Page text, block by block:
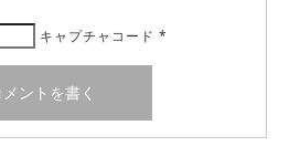
キャプチャコード *